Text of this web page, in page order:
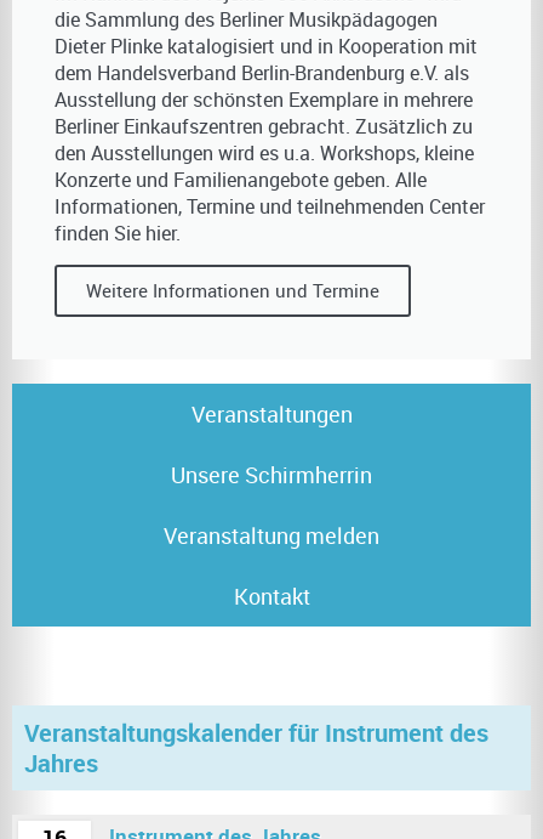
die Sammlung des Berliner Musikpädagogen
Dieter Plinke katalogisiert und in Kooperation mit
dem Handelsverband Berlin-Brandenburg e.V. als
Ausstellung der schönsten Exemplare in mehrere
Berliner Einkaufszentren gebracht. Zusätzlich zu
den Ausstellungen wird es u.a. Workshops, kleine
Konzerte und Familienangebote geben. Alle
Informationen, Termine und teilnehmenden Center
finden Sie hier.
Weitere Informationen und Termine
Veranstaltungen
Unsere Schirmherrin
Veranstaltung melden
Kontakt
Veranstaltungskalender für Instrument des
Jahres